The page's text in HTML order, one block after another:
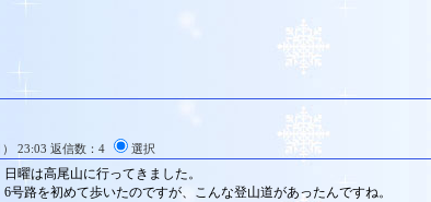
23:03 返信数：4 選択
日曜は高尾山に行ってきました。
6号路を初めて歩いたのですが、こんな登山道があったんですね。